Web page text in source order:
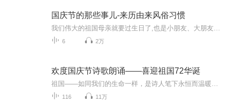
国庆节的那些事儿-来历由来风俗习惯
6 2万
欢度国庆节诗歌朗诵——喜迎祖国72华诞
116 11万